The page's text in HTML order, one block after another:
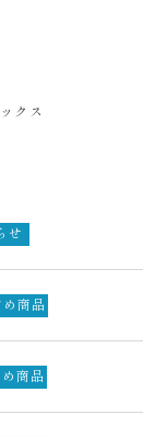
クス
せ
商品
商品